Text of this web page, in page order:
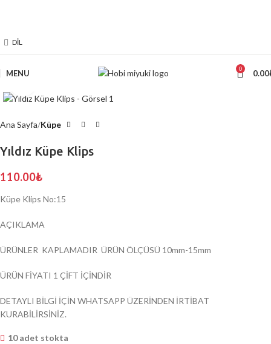
DIL
MENU 0 0.00
Ana Sayfa Küpe
Yıldız Küpe Klips
110.00₺
Küpe Klips No:15
AÇIKLAMA
ÜRÜNLER KAPLAMADIR ÜRÜN ÖLÇÜSÜ 10mm-15mm
ÜRÜN FİYATI 1 ÇİFT İÇİNDİR
DETAYLI BİLGİ İÇİN WHATSAPP ÜZERİNDEN İRTİBAT
KURABİLİRSİNİZ.
10 adet stokta